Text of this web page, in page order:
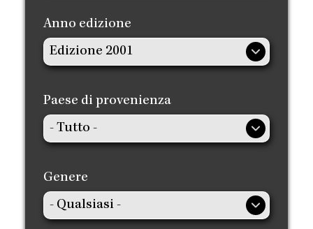
Anno edizione
Paese di provenienza
Genere